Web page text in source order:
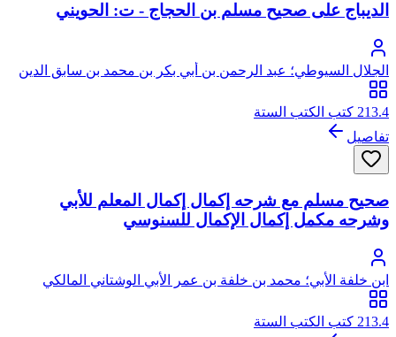
الديباج على صحيح مسلم بن الحجاج - ت: الحويني
الجلال السيوطي؛ عبد الرحمن بن أبي بكر بن محمد بن سابق الدين
الخضيري السيوطي، جلال الدين
213.4 كتب الكتب الستة
تفاصيل
صحيح مسلم مع شرحه إكمال إكمال المعلم للأبي
وشرحه مكمل إكمال الإكمال للسنوسي
ابن خلفة الأبي؛ محمد بن خلفة بن عمر الأبي الوشتاني المالكي
213.4 كتب الكتب الستة